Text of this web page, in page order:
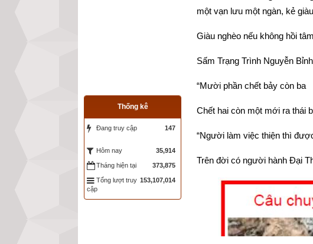
một vạn lưu một ngàn, kẻ
Giàu nghèo nếu không hồi
Sấm Trạng Trình Nguyễn
“Mười phần chết bảy còn ba
Chết hai còn một mới ra thái
“Người làm việc thiện thì
Trên đời có người hành Đại
Thống kê
Đang truy cập 147
Hôm nay 35,914
Tháng hiện tại 373,875
Tổng lượt truy
cập
153,107,014